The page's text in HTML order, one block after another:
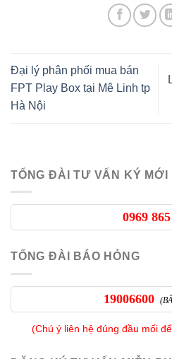
Đại lý phân phối mua bán
FPT Play Box tại Mê Linh tp
Hà Nội
TỔNG ĐÀI TƯ VẤN KÝ MỚI
0969
TỔNG ĐÀI BÁO HỎNG
19006600
(Chú ý liên hệ đúng đầu mối